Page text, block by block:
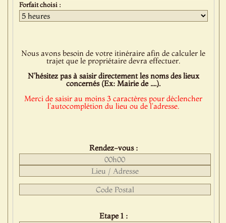
Forfait choisi :
Nous avons besoin de votre itinéraire afin de calculer le
trajet que le propriétaire devra effectuer.
N'hésitez pas à saisir directement les noms des lieux
concernés (Ex: Mairie de ....).
Merci de saisir au moins 3 caractères pour déclencher
l'autocomplétion du lieu ou de l'adresse.
Rendez-vous :
Etape 1 :